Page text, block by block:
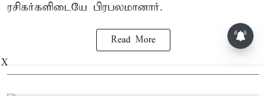
ரசிகர்களிடையே பிரபலமானார்.
Read More
X